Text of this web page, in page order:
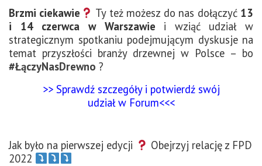
Brzmi ciekawie
Ty też możesz do nas dołączyć 13
i 14 czerwca w Warszawie i wziąć udział w
strategicznym spotkaniu podejmującym dyskusje na
temat przyszłości branży drzewnej w Polsce – bo
#ŁączyNasDrewno ?
>> Sprawdź szczegóły i potwierdź swój
udział w Forum<<<
Jak było na pierwszej edycji
Obejrzyj relację z FPD
2022